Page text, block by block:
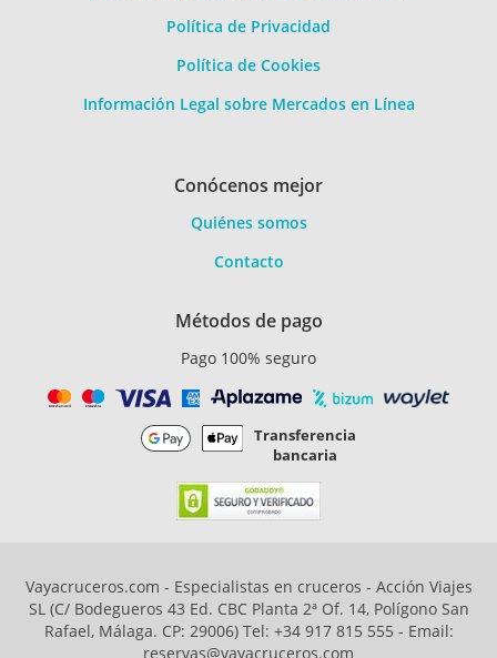
Política de Privacidad
Política de Cookies
Información Legal sobre Mercados en Línea
Conócenos mejor
Quiénes somos
Contacto
Métodos de pago
Pago 100% seguro
Transferencia
bancaria
Vayacruceros.com - Especialistas en cruceros - Acción Viajes
SL (C/ Bodegueros 43 Ed. CBC Planta 2ª Of. 14, Polígono San
Rafael, Málaga. CP: 29006) Tel: +34 917 815 555 - Email:
reservas@vayacruceros.com